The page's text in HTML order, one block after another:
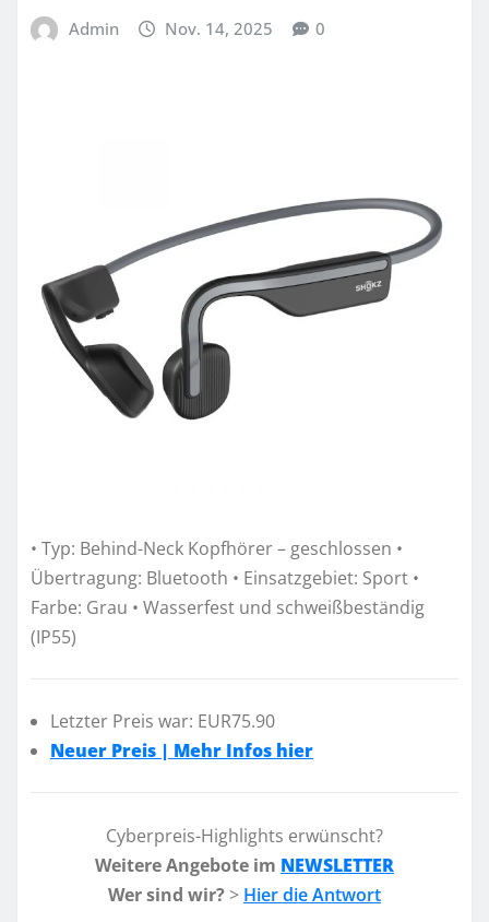
Admin Nov. 14, 2025 0
• Typ: Behind-Neck Kopfhörer – geschlossen •
Übertragung: Bluetooth • Einsatzgebiet: Sport •
Farbe: Grau • Wasserfest und schweißbeständig
(IP55)
Letzter Preis war: EUR75.90
Neuer Preis | Mehr Infos hier
Cyberpreis-Highlights erwünscht?
Weitere Angebote im NEWSLETTER
Wer sind wir? > Hier die Antwort